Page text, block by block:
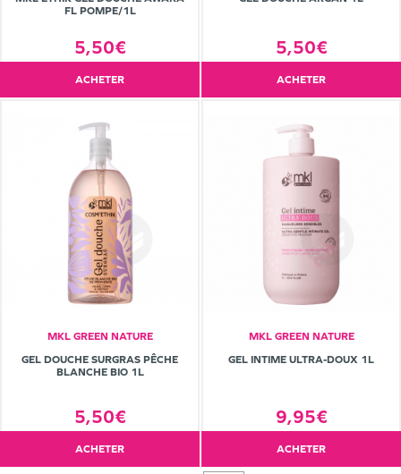
FL POMPE/1L
5,50€
ACHETER
5,50€
ACHETER
MKL GREEN NATURE
GEL DOUCHE SURGRAS PÊCHE
BLANCHE BIO 1L
5,50€
ACHETER
MKL GREEN NATURE
GEL INTIME ULTRA-DOUX 1L
9,95€
ACHETER